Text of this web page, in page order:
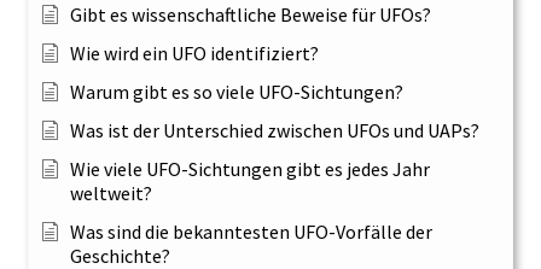
Gibt es wissenschaftliche Beweise für UFOs?
Wie wird ein UFO identifiziert?
Warum gibt es so viele UFO-Sichtungen?
Was ist der Unterschied zwischen UFOs und UAPs?
Wie viele UFO-Sichtungen gibt es jedes Jahr
weltweit?
Was sind die bekanntesten UFO-Vorfälle der
Geschichte?